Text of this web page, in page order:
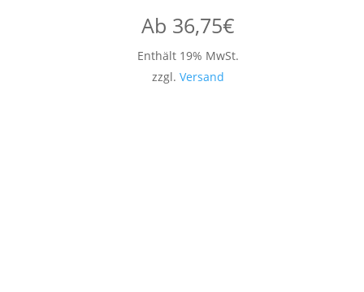
Ab 36,75€
Enthält 19% MwSt.
zzgl. Versand